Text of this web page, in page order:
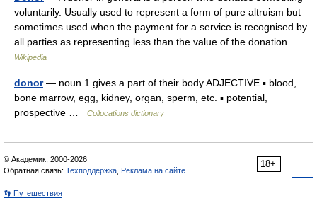
voluntarily. Usually used to represent a form of pure altruism but
sometimes used when the payment for a service is recognised by
all parties as representing less than the value of the donation …
Wikipedia
donor— noun 1 gives a part of their body ADJECTIVE ▪ blood,
bone marrow, egg, kidney, organ, sperm, etc. ▪ potential,
prospective …
Collocations dictionary
18+
© Академик, 2000-2026
Обратная связь: Техподдержка Реклама на сайте
👣 Путешествия